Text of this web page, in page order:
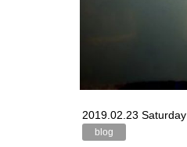
2019.02.23 Saturday
blog